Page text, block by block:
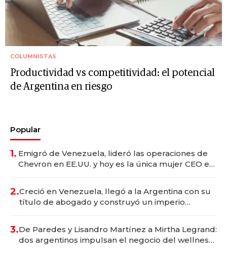
COLUMNISTAS
Productividad vs competitividad: el potencial
de Argentina en riesgo
Popular
1. Emigró de Venezuela, lideró las operaciones de
Chevron en EE.UU. y hoy es la única mujer CEO en
2.Creció en Venezuela, llegó a la Argentina con su
título de abogado y construyó un imperio
3.De Paredes y Lisandro Martínez a Mirtha Legrand:
dos argentinos impulsan el negocio del wellness